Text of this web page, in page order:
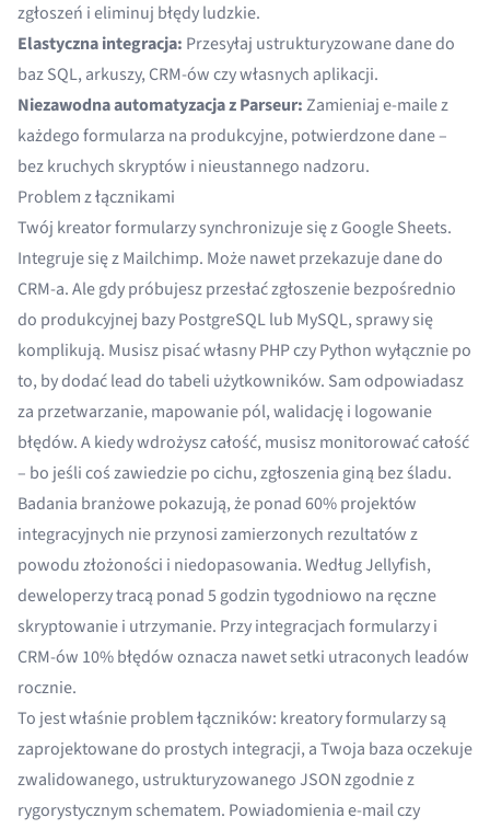
zgłoszeń i eliminuj błędy ludzkie.
Elastyczna integracja: Przesyłaj ustrukturyzowane dane do
baz SQL, arkuszy, CRM-ów czy własnych aplikacji.
Niezawodna automatyzacja z Parseur:Zamieniaj e-maile z
każdego formularza na produkcyjne, potwierdzone dane –
bez kruchych skryptów i nieustannego nadzoru.
Problem z łącznikami
Twój kreator formularzy synchronizuje się z Google Sheets.
Integruje się z Mailchimp. Może nawet przekazuje dane do
CRM-a. Ale gdy próbujesz przesłać zgłoszenie bezpośrednio
do produkcyjnej bazy PostgreSQL lub MySQL, sprawy się
komplikują. Musisz pisać własny PHP czy Python wyłącznie po
to, by dodać lead do tabeli użytkowników. Sam odpowiadasz
za przetwarzanie, mapowanie pól, walidację i logowanie
błędów. A kiedy wdrożysz całość, musisz monitorować całość
– bo jeśli coś zawiedzie po cichu, zgłoszenia giną bez śladu.
Badania branżowe pokazują, żeponad 60% projektów
integracyjnych nie przynosi zamierzonych rezultatówz
powodu złożoności i niedopasowania. WedługJellyfish,
deweloperzy tracą ponad 5 godzin tygodniowo na ręczne
skryptowanie i utrzymanie. Przy integracjach formularzy i
CRM-ów 10% błędówoznacza nawet setki utraconych leadów
rocznie.
To jest właśnie problem łączników: kreatory formularzy są
zaprojektowane do prostych integracji, a Twoja baza oczekuje
zwalidowanego, ustrukturyzowanego JSON zgodnie z
rygorystycznym schematem. Powiadomienia e-mail czy